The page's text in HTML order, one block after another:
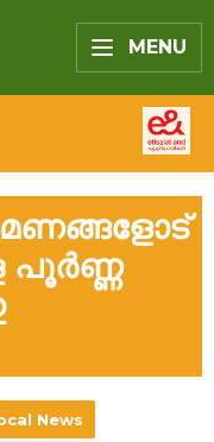
MENU
പൂർണ്ണ
News